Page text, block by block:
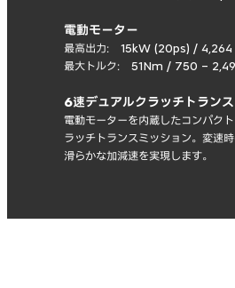
電動モーター
最高出力： 15kW (20ps) /
最大トルク： 51Nm / 750 –
6速デュアルクラッチトラン
電動モーターを内蔵したコンパク
ラッチトランスミッション。変速
滑らかな加減速を実現します。